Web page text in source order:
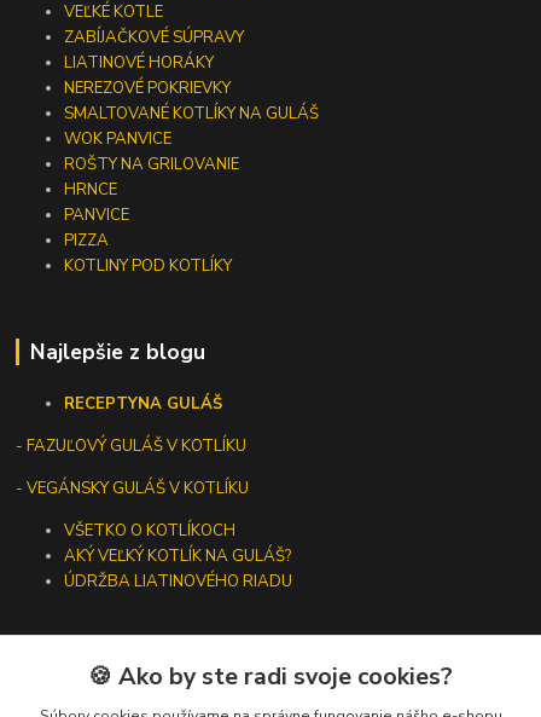
VEĽKÉ KOTLE
ZABÍJAČKOVÉ SÚPRAVY
LIATINOVÉ HORÁKY
NEREZOVÉ POKRIEVKY
SMALTOVANÉ KOTLÍKY NA GULÁŠ
WOK PANVICE
ROŠTY NA GRILOVANIE
HRNCE
PANVICE
PIZZA
KOTLINY POD KOTLÍKY
Najlepšie z blogu
RECEPTYNA GULÁŠ
-FAZUĽOVÝ GULÁŠ V KOTLÍKU
- VEGÁNSKY GULÁŠ V KOTLÍKU
VŠETKO O KOTLÍKOCH
AKÝ VEĽKÝ KOTLÍK NA GULÁŠ?
ÚDRŽBA LIATINOVÉHO RIADU
Kontakty
🍪 Ako by ste radi svoje cookies?